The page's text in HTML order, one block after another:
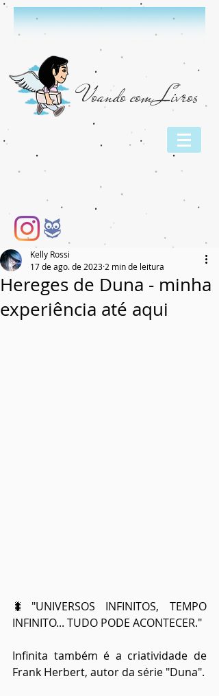
Voando com Livros
Hereges de Duna - minha
experiência até aqui
Kelly Rossi
17 de ago. de 2023 2 min de leitura
🐛"UNIVERSOS INFINITOS, TEMPO
INFINITO... TUDO PODE ACONTECER."
Infinita também é a criatividade de
Frank Herbert, autor da série "Duna".